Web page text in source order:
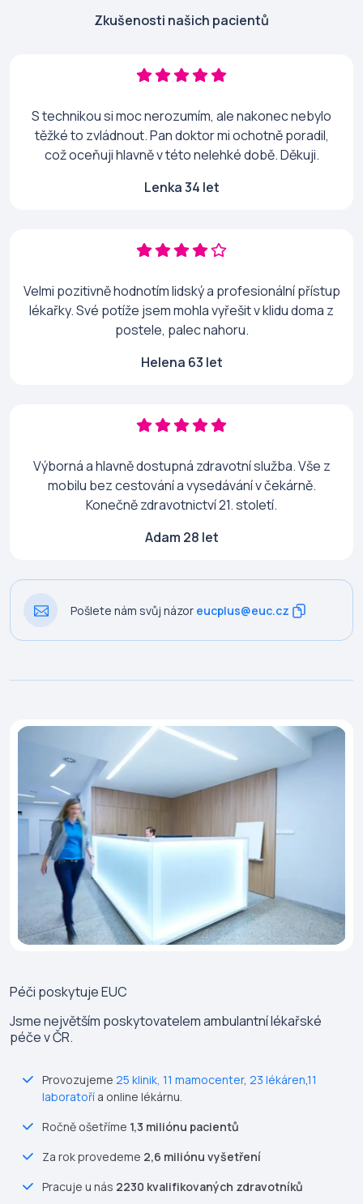
Zkušenosti našich pacientů
S technikou si moc nerozumím, ale nakonec nebylo
těžké to zvládnout. Pan doktor mi ochotně poradil,
což oceňuji hlavně v této nelehké době. Děkuji.
Lenka 34 let
Velmi pozitivně hodnotím lidský a profesionální přístup
lékařky. Své potíže jsem mohla vyřešit v klidu doma z
postele, palec nahoru.
Helena 63 let
Výborná a hlavně dostupná zdravotní služba. Vše z
mobilu bez cestování a vysedávání v čekárně.
Konečně zdravotnictví 21. století.
Adam 28 let
Pošlete nám svůj názor eucplus@euc.cz
Péči poskytujeEUC
Jsme největším poskytovatelem ambulantní lékařské
péče v ČR.
Provozujeme 25 klinik 11 mamocenter, 23 lékáren11
laboratoří a online lékárnu.
Ročně ošetříme 1,3 miliónu pacientů
Za rok provedeme 2,6 miliónu vyšetření
Pracuje u nás 2230 kvalifikovaných zdravotníků